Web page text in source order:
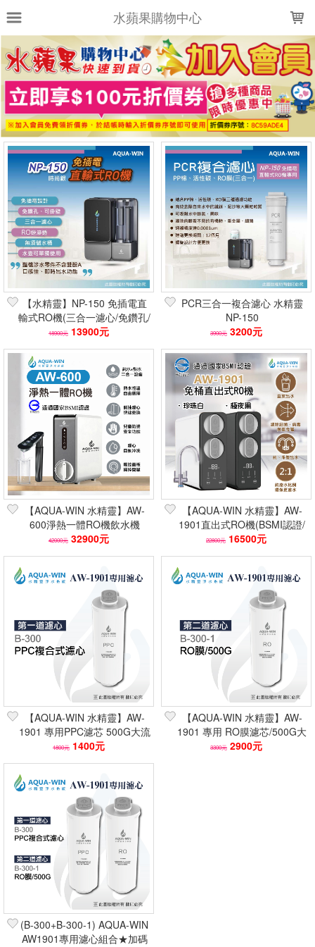
水蘋果購物中心
上架時間 銷售件數 銷售價格
樣式尺寸篩選
全部樣式
全部尺寸
篩選
【水精靈】NP-150 免插電直
輸式RO機(三合一濾心/免鑽孔/
可掛壁) 逆滲透淨水器/無桶
18900元 13900元
PCR三合一複合濾心 水精靈
NP-150
3900元 3200元
【AQUA-WIN 水精靈】AW-
600淨熱一體RO機飲水機
(BSMI認證/定溫定量/側抽濾
芯)
42000元 32900元
【AQUA-WIN 水精靈】AW-
1901直出式RO機(BSMI認證/
低廢水/直飲濾除細菌病毒)
22800元 16500元
【AQUA-WIN 水精靈】AW-
1901 專用PPC濾芯 500G大流
量/原廠正品)
1800元 1400元
【AQUA-WIN 水精靈】AW-
1901 專用 RO膜濾芯/500G大
流量/原廠正品)
3300元 2900元
(B-300+B-300-1) AQUA-WIN
AW1901專用濾心組合★加碼